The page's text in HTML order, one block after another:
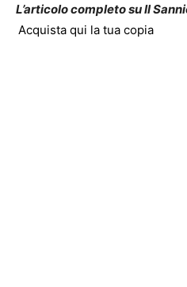
L’articolo completo su Il
Acquista qui la tua copia